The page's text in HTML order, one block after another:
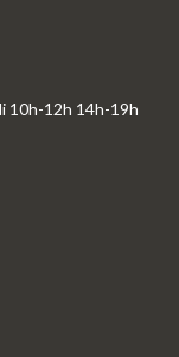
10h-12h 14h-19h